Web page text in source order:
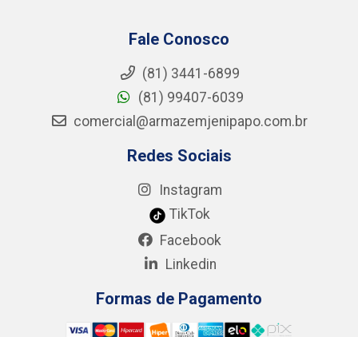
Fale Conosco
(81) 3441-6899
(81) 99407-6039
comercial@armazemjenipapo.com.br
Redes Sociais
Instagram
TikTok
Facebook
Linkedin
Formas de Pagamento